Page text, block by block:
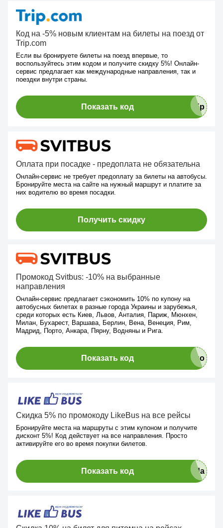
Код на -5% новым клиентам на билеты на поезд от
Trip.com
Если вы бронируете билеты на поезд впервые, то
воспользуйтесь этим кодом и получите скидку 5%! Онлайн-
сервис предлагает как международные направления, так и
поездки внутри страны.
Показать код
Оплата при посадке - предоплата не обязательна
Онлайн-сервис не требует предоплату за билеты на автобусы.
Бронируйте места на сайте на нужный маршрут и платите за
них водителю во время посадки.
Получить скидку
Промокод Svitbus: -10% на выбранные
направления
Онлайн-сервис предлагает сэкономить 10% по купону на
автобусных билетах в разные города Украины и зарубежья,
среди которых есть Киев, Львов, Анталия, Париж, Мюнхен,
Милан, Бухарест, Варшава, Берлин, Вена, Венеция, Рим,
Мадрид, Порто, Анкара, Пярну, Водняны и Рига.
Показать код
Скидка 5% по промокоду LikeBus на все рейсы
Бронируйте места на маршруты с этим купоном и получите
дисконт 5%! Код действует на все направления. Просто
активируйте его во время покупки билетов.
Показать код